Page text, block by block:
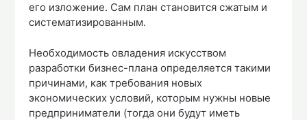
его изложение. Сам план становится сжатым и
систематизированным.
Необходимость овладения искусством
разработки бизнес-плана определяется такими
причинами, как требования новых
экономических условий, которым нужны новые
предприниматели (тогда они будут иметь